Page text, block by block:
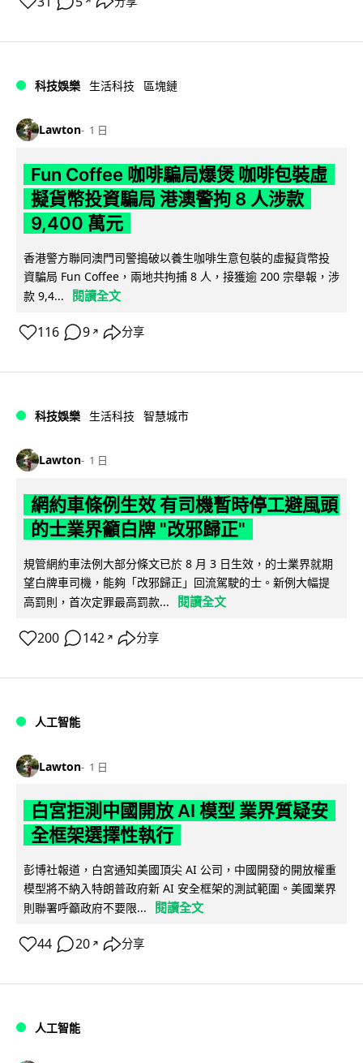
科技娛樂 生活科技 區塊鏈
Lawton 1 日
Fun Coffee 咖啡騙局爆煲 咖啡包裝虛
擬貨幣投資騙局 港澳警拘 8 人涉款
9,400 萬元
香港警方聯同澳門司警搗破以養生咖啡生意包裝的虛擬貨幣投
資騙局 Fun Coffee，兩地共拘捕 8 人，接獲逾 200 宗舉報，涉
款 9,4...
閱讀全文
116 9 ↗ 分享
科技娛樂 生活科技 智慧城市
Lawton 1 日
網約車條例生效 有司機暫時停工避風頭
的士業界籲白牌 "改邪歸正"
規管網約車法例大部分條文已於 8 月 3 日生效，的士業界就期
望白牌車司機，能夠「改邪歸正」回流駕駛的士。新例大幅提
高罰則，首次定罪最高罰款...
閱讀全文
200 142 ↗ 分享
人工智能
Lawton 1 日
白宮拒測中國開放 AI 模型 業界質疑安
全框架選擇性執行
彭博社報道，白宮通知美國頂尖 AI 公司，中國開發的開放權重
模型將不納入特朗普政府新 AI 安全框架的測試範圍。美國業界
則聯署呼籲政府不要限...
閱讀全文
44 20 ↗ 分享
人工智能